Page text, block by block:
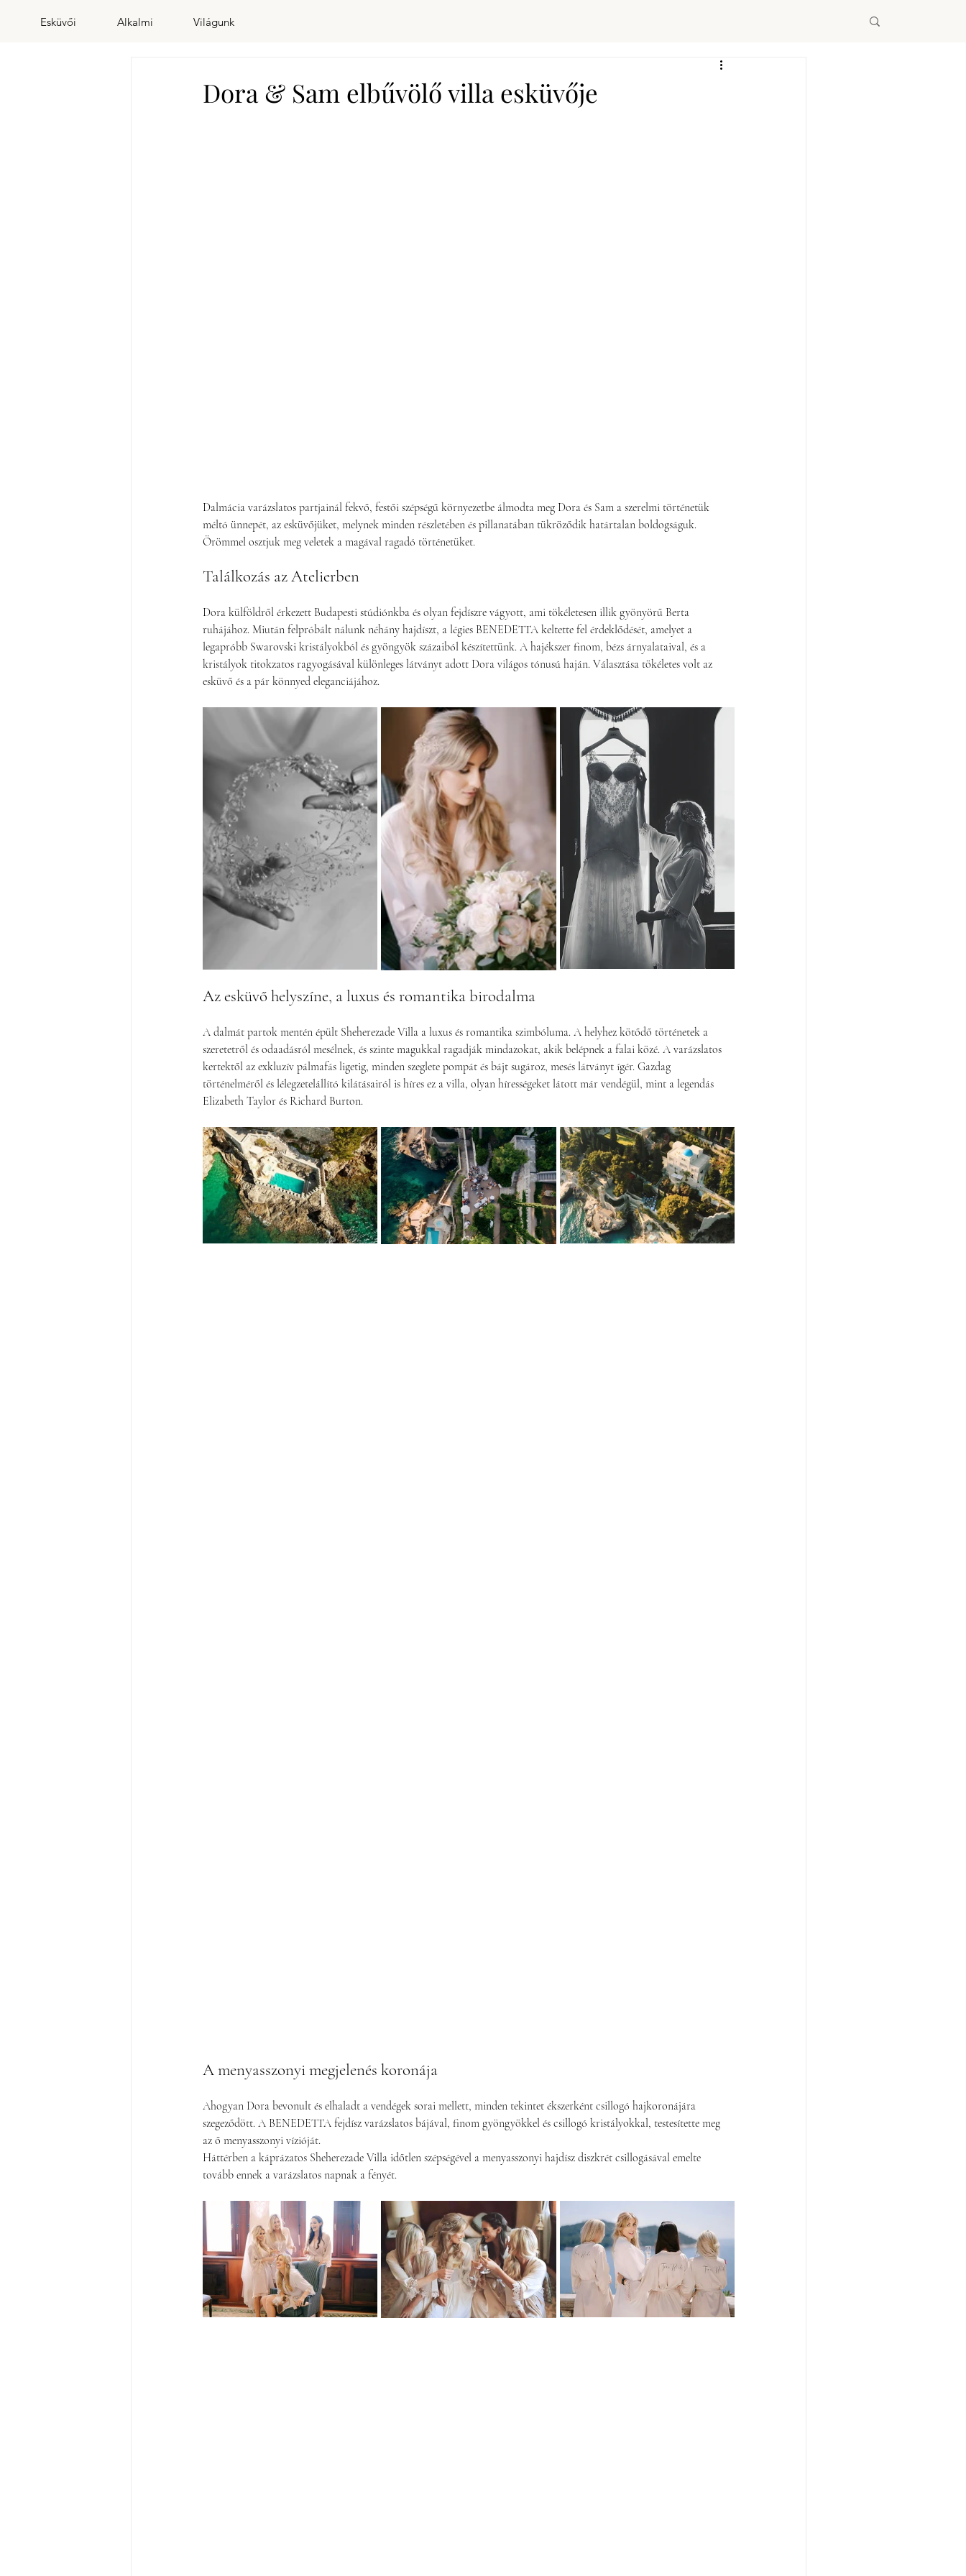
Esküvői Alkalmi Világunk
Dora & Sam elbűvölő villa esküvője
Dalmácia varázslatos partjainál fekvő, festői szépségű környezetbe álmodta meg Dora és Sam a szerelmi történetük
méltó ünnepét, az esküvőjüket, melynek minden részletében és pillanatában tükröződik határtalan boldogságuk.
Örömmel osztjuk meg veletek a magával ragadó történetüket.
Találkozás az Atelierben
Dora külföldről érkezett Budapesti stúdiónkba és olyan fejdíszre vágyott, ami tökéletesen illik gyönyörű Berta
ruhájához. Miután felpróbált nálunk néhány hajdíszt, a légies BENEDETTA keltette fel érdeklődését, amelyet a
legapróbb Swarovski kristályokból és gyöngyök százaiból készítettünk. A hajékszer finom, bézs árnyalataival, és a
kristályok titokzatos ragyogásával különleges látványt adott Dora világos tónusú haján. Választása tökéletes volt az
esküvő és a pár könnyed eleganciájához.
Az esküvő helyszíne, a luxus és romantika birodalma
A dalmát partok mentén épült Sheherezade Villa a luxus és romantika szimbóluma. A helyhez kötődő történetek a
szeretetről és odaadásról mesélnek, és szinte magukkal ragadják mindazokat, akik belépnek a falai közé. A varázslatos
kertektől az exkluzív pálmafás ligetig, minden szeglete pompát és bájt sugároz, mesés látványt ígér. Gazdag
történelméről és lélegzetelállító kilátásairól is híres ez a villa, olyan hírességeket látott már vendégül, mint a legendás
Elizabeth Taylor és Richard Burton.
A menyasszonyi megjelenés koronája
Ahogyan Dora bevonult és elhaladt a vendégek sorai mellett, minden tekintet ékszerként csillogó hajkoronájára
szegeződött. A BENEDETTA fejdísz varázslatos bájával, finom gyöngyökkel és csillogó kristályokkal, testesítette meg
az ő menyasszonyi vízióját.
Háttérben a káprázatos Sheherezade Villa időtlen szépségével a menyasszonyi hajdísz diszkrét csillogásával emelte
tovább ennek a varázslatos napnak a fényét.